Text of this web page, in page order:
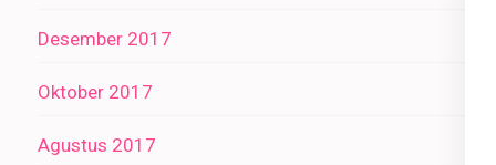
Desember 2017
Oktober 2017
Agustus 2017